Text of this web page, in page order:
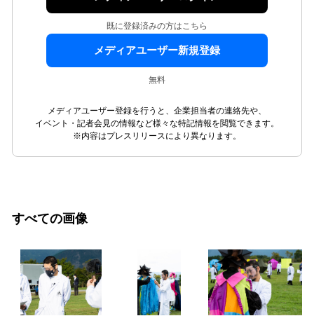
既に登録済みの方はこちら
メディアユーザー新規登録
無料
メディアユーザー登録を行うと、企業担当者の連絡先や、
イベント・記者会見の情報など様々な特記情報を閲覧できます。
※内容はプレスリリースにより異なります。
すべての画像